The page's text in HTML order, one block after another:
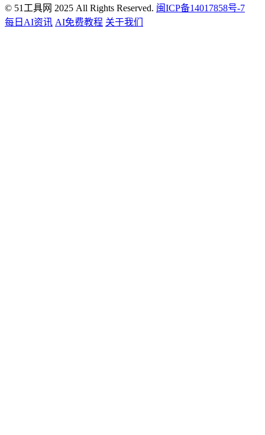
© 51工具网 2025 All Rights Reserved. 闽ICP备14017858号-7
每日AI资讯 AI免费教程 关于我们